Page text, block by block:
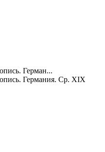
Герман...
Германия. Ср. ХIХ